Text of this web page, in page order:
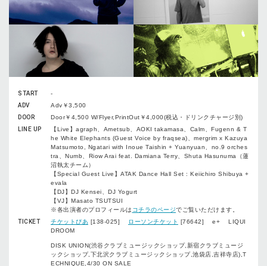
START
-
ADV
Adv￥3,500
DOOR
Door￥4,500 W/Flyer,PrintOut￥4,000(税込・ドリンクチャージ別)
LINE UP
【Live】agraph、Ametsub、AOKI takamasa、Calm、Fugenn & T
he White Elephants (Guest Voice by fraqsea)、mergrim x Kazuya
Matsumoto, Ngatari with Inoue Taishin + Yuanyuan、no.9 orches
tra、Numb、Riow Arai feat. Damiana Terry、Shuta Hasunuma（蓮
沼執太チーム）
【Special Guest Live】ATAK Dance Hall Set : Keiichiro Shibuya +
evala
【DJ】DJ Kensei、DJ Yogurt
【VJ】Masato TSUTSUI
※各出演者のプロフィールは コチラのページでご覧いただけます。
TICKET
チケットぴあ [138-025] ローソンチケット [76642] e+ LIQUI
DROOM
DISK UNION(渋谷クラブミュージックショップ,新宿クラブミュージ
ックショップ,下北沢クラブミュージックショップ,池袋店,吉祥寺店),T
ECHNIQUE,4/30 ON SALE